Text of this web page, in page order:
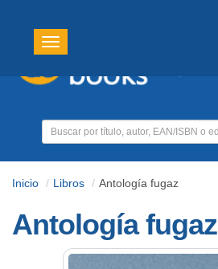
Toggle navigation
Inicio Libros Antología fugaz
Antología fugaz